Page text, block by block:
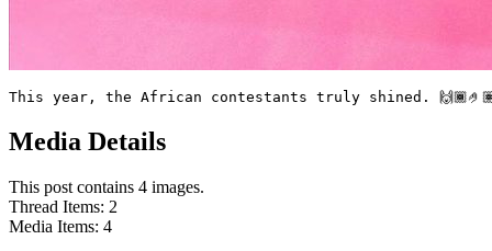
This year, the African contestants truly shined.
Media Details
This post contains 4 images.
Thread Items: 2
Media Items: 4